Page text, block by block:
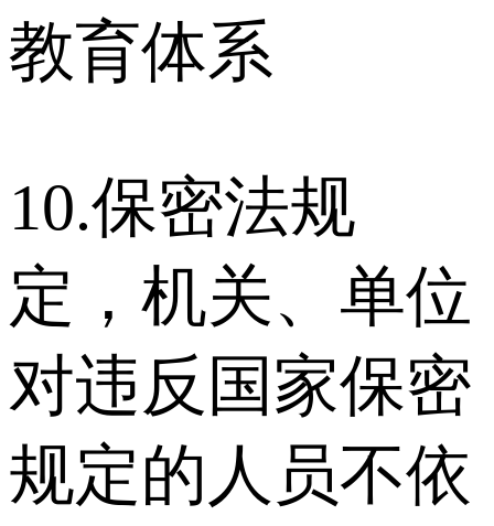
教育体系
10.保密法规
定，机关、单位
对违反国家保密
规定的人员不依